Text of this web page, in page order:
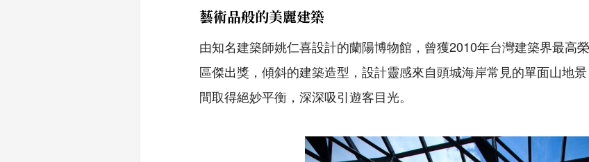
藝術品般的美麗建築
由知名建築師姚仁喜設計的蘭陽博物館，曾獲2010年台灣建築界最高
區傑出獎，傾斜的建築造型，設計靈感來自頭城海岸常見的單面山地
間取得絕妙平衡，深深吸引遊客目光。